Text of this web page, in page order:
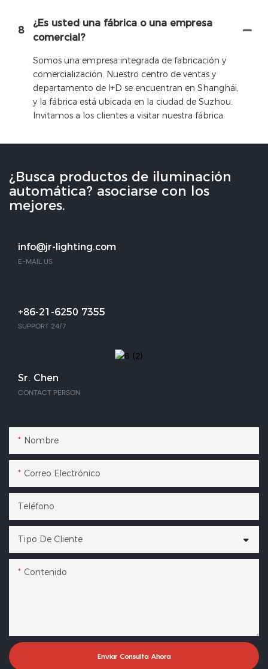
8
¿Es usted una fábrica o una empresa
comercial?
Somos una empresa integrada de fabricación y
comercialización. Nuestro centro de ventas y
departamento de I+D se encuentran en Shanghái,
y la fábrica está ubicada en la ciudad de Suzhou.
Invitamos a los clientes a visitar nuestra fábrica.
¿Busca productos de iluminación
automática? asociarse con los
mejores.
info@jr-lighting.com
E-MAIL US
+86-21-6250 7355
SUPPORT 24/7
Sr. Chen
CONTACT PERSON
Nombre
Correo Electrónico
Teléfono
Tipo De Cliente
Contenido
Enviar Consulta Ahora